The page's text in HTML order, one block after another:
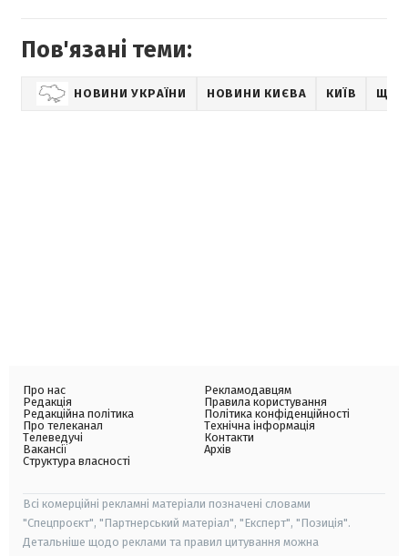
Пов'язані теми:
НОВИНИ УКРАЇНИ НОВИНИ КИЄВА КИЇВ ЩО
Про нас
Редакція
Редакційна політика
Про телеканал
Телеведучі
Вакансії
Структура власності
Рекламодавцям
Правила користування
Політика конфіденційності
Технічна інформація
Контакти
Архів
Всі комерційні рекламні матеріали позначені словами
"Спецпроєкт", "Партнерський матеріал", "Експерт", "Позиція".
Детальніше щодо реклами та правил цитування можна